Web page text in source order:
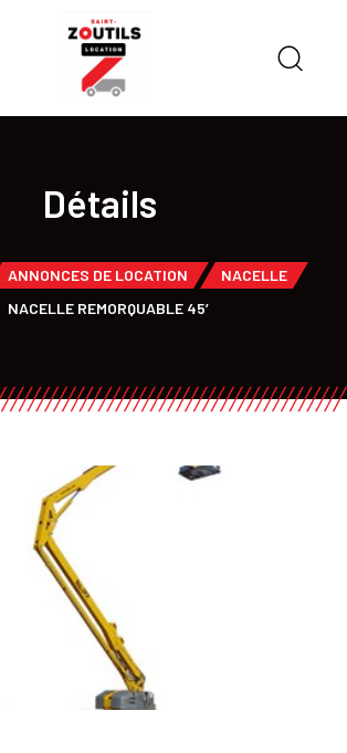
Détails
ANNONCES DE LOCATION
NACELLE
NACELLE REMORQUABLE 45′